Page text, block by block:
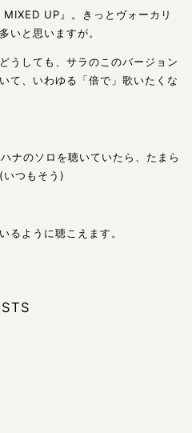
UP』。きっとヴォーカリ
いと思いますが。
うしても、サラのこのバージョン
て、いわゆる「倍で」歌いたくな
ナのソロを聴いていたら、たまら
いつもそう)
るように聴こえます。